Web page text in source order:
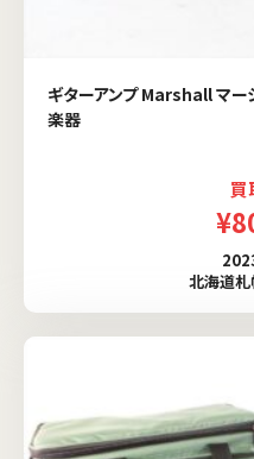
ギターアンプ Marshall マ
楽器
買
北海道